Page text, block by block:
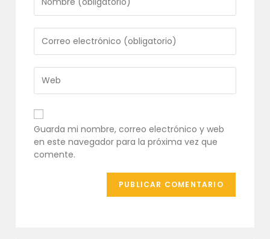
tu
nombre
o
nombre
de
usuario
para
comentar
tu
dirección
de
correo
electrónico
para
comentar
URL
de
tu
web
(opcional)
Guarda mi nombre, correo electrónico y web
en este navegador para la próxima vez que
comente.